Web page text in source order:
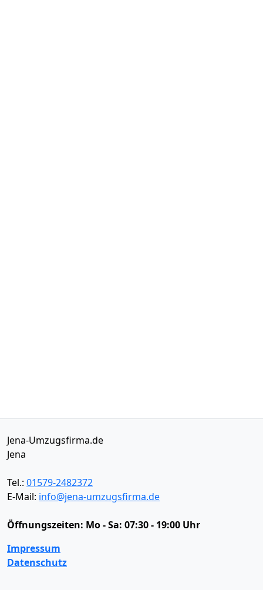
Jena-Umzugsfirma.de
Jena
Tel.: 01579-2482372
E-Mail: info@jena-umzugsfirma.de
Öffnungszeiten: Mo - Sa: 07:30 - 19:00 Uhr
Impressum
Datenschutz